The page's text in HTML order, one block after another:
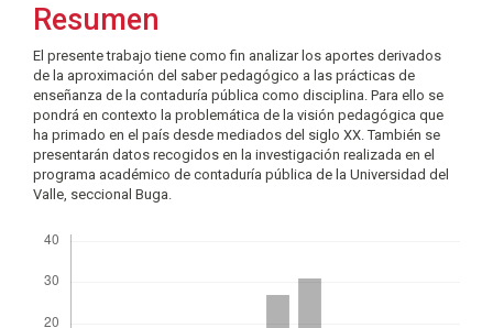
artículo
Resumen
El presente trabajo tiene como fin analizar los aportes derivados
de la aproximación del saber pedagógico a las prácticas de
enseñanza de la contaduría pública como disciplina. Para ello se
pondrá en contexto la problemática de la visión pedagógica que
ha primado en el país desde mediados del siglo XX. También se
presentarán datos recogidos en la investigación realizada en el
programa académico de contaduría pública de la Universidad del
Valle, seccional Buga.